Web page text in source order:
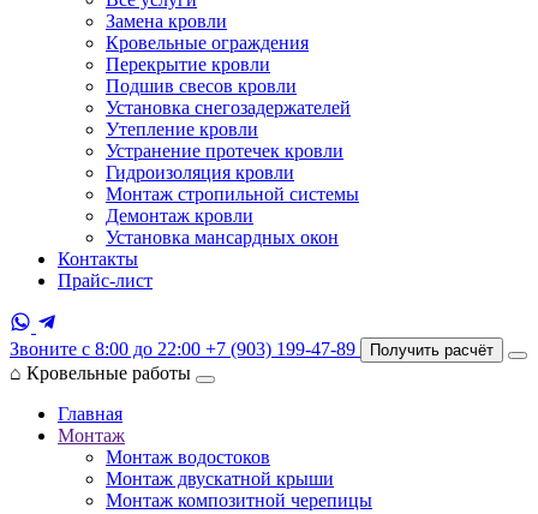
Замена кровли
Кровельные ограждения
Перекрытие кровли
Подшив свесов кровли
Установка снегозадержателей
Утепление кровли
Устранение протечек кровли
Гидроизоляция кровли
Монтаж стропильной системы
Демонтаж кровли
Установка мансардных окон
Контакты
Прайс-лист
Звоните с 8:00 до 22:00 +7 (903) 199-47-89 Получить расчёт
⌂ Кровельные работы
Главная
Монтаж
Монтаж водостоков
Монтаж двускатной крыши
Монтаж композитной черепицы